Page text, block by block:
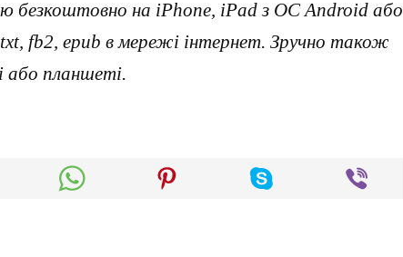
безкоштовно на iPhone, iPad з ОС Android або
fb2, epub в мережі інтернет. Зручно також
або планшеті.